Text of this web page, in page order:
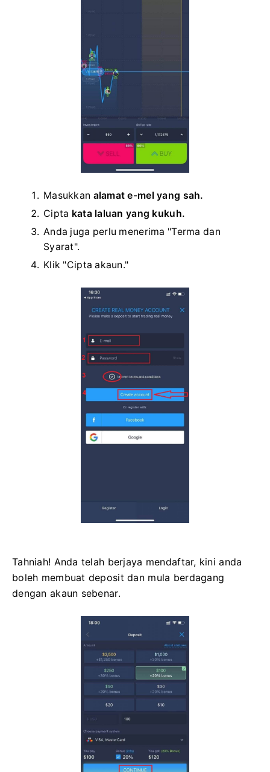
Masukkan alamat e-mel yang sah.
Cipta kata laluan yang kukuh.
Anda juga perlu menerima "Terma dan
Syarat".
Klik "Cipta akaun."
Tahniah! Anda telah berjaya mendaftar, kini anda
boleh membuat deposit dan mula berdagang
dengan akaun sebenar.